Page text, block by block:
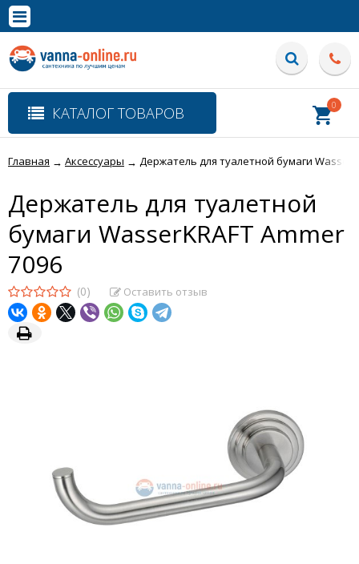
Полная версия сайта
КАТАЛОГ ТОВАРОВ 0
Главная → Аксессуары → Держатель для туалетной бумаги
Держатель для туалетной
бумаги WasserKRAFT Ammer
7096
(0) Оставить отзыв